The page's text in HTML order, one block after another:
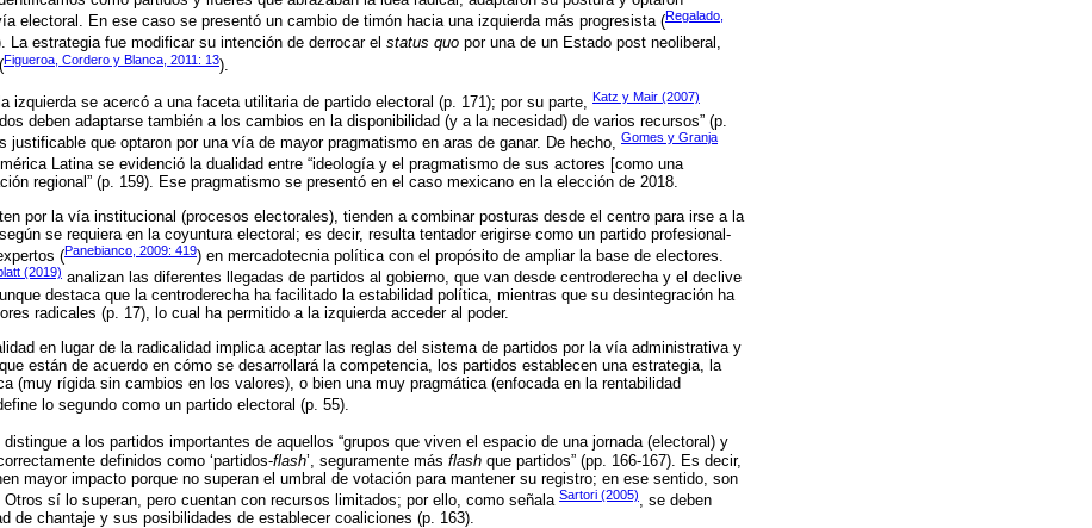
electoral. En ese caso se presentó un cambio de timón hacia una izquierda más progresista (Regalado,
La estrategia fue modificar su intención de derrocar el status quo por una de un Estado post neoliberal,
Figueroa, Cordero y Blanca, 2011: 13).
izquierda se acercó a una faceta utilitaria de partido electoral (p. 171); por su parte, Katz y Mair (2007)
deben adaptarse también a los cambios en la disponibilidad (y a la necesidad) de varios recursos” (p.
justificable que optaron por una vía de mayor pragmatismo en aras de ganar. De hecho, Gomes y Granja
Latina se evidenció la dualidad entre “ideología y el pragmatismo de sus actores [como una
regional” (p. 159). Ese pragmatismo se presentó en el caso mexicano en la elección de 2018.
por la vía institucional (procesos electorales), tienden a combinar posturas desde el centro para irse a la
se requiera en la coyuntura electoral; es decir, resulta tentador erigirse como un partido profesional-
(Panebianco, 2009: 419) en mercadotecnia política con el propósito de ampliar la base de electores.
(2019) analizan las diferentes llegadas de partidos al gobierno, que van desde centroderecha y el declive
destaca que la centroderecha ha facilitado la estabilidad política, mientras que su desintegración ha
radicales (p. 17), lo cual ha permitido a la izquierda acceder al poder.
en lugar de la radicalidad implica aceptar las reglas del sistema de partidos por la vía administrativa y
están de acuerdo en cómo se desarrollará la competencia, los partidos establecen una estrategia, la
(muy rígida sin cambios en los valores), o bien una muy pragmática (enfocada en la rentabilidad
lo segundo como un partido electoral (p. 55).
distingue a los partidos importantes de aquellos “grupos que viven el espacio de una jornada (electoral) y
definidos como ‘partidos-flash’, seguramente más flash que partidos” (pp. 166-167). Es decir,
mayor impacto porque no superan el umbral de votación para mantener su registro; en ese sentido, son
sí lo superan, pero cuentan con recursos limitados; por ello, como señala Sartori (2005), se deben
de chantaje y sus posibilidades de establecer coaliciones (p. 163).